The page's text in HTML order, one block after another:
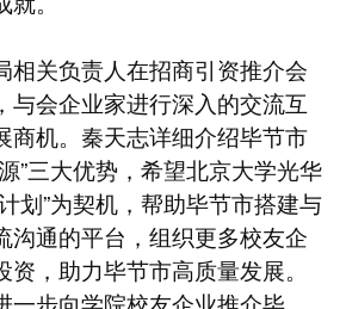
相关负责人在招商引资推介会
与会企业家进行深入的交流互
商机。秦天志详细介绍毕节市
”三大优势，希望北京大学光华
划”为契机，帮助毕节市搭建与
沟通的平台，组织更多校友企
，助力毕节市高质量发展。
一步向学院校友企业推介毕